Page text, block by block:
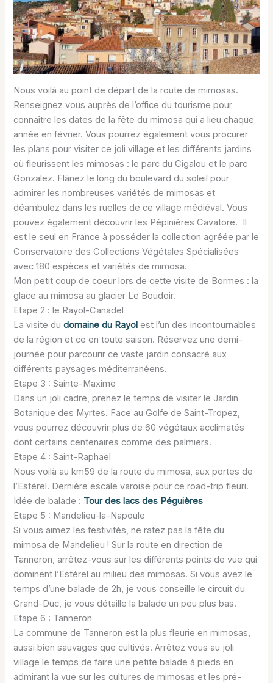
Nous voilà au point de départ de la route de mimosas.
Renseignez vous auprès de l’office du tourisme pour
connaître les dates de la fête du mimosa qui a lieu chaque
année en février. Vous pourrez également vous procurer
les plans pour visiter ce joli village et les différents jardins
où fleurissent les mimosas : le parc du Cigalou et le parc
Gonzalez. Flânez le long du boulevard du soleil pour
admirer les nombreuses variétés de mimosas et
déambulez dans les ruelles de ce village médiéval. Vous
pouvez également découvrir les Pépinières Cavatore. Il
est le seul en France à posséder la collection agréée par le
Conservatoire des Collections Végétales Spécialisées
avec 180 espèces et variétés de mimosa.
Mon petit coup de coeur lors de cette visite de Bormes : la
glace au mimosa au glacier Le Boudoir.
Etape 2 : le Rayol-Canadel
La visite dudomaine du Rayol est l’un des incontournables
de la région et ce en toute saison. Réservez une demi-
journée pour parcourir ce vaste jardin consacré aux
différents paysages méditerranéens.
Etape 3 : Sainte-Maxime
Dans un joli cadre, prenez le temps de visiter le Jardin
Botanique des Myrtes. Face au Golfe de Saint-Tropez,
vous pourrez découvrir plus de 60 végétaux acclimatés
dont certains centenaires comme des palmiers.
Etape 4 : Saint-Raphaël
Nous voilà au km59 de la route du mimosa, aux portes de
l’Estérel. Dernière escale varoise pour ce road-trip fleuri.
Idée de balade : Tour des lacs des Péguières
Etape 5 : Mandelieu-la-Napoule
Si vous aimez les festivités, ne ratez pas la fête du
mimosa de Mandelieu ! Sur la route en direction de
Tanneron, arrêtez-vous sur les différents points de vue qui
dominent l’Estérel au milieu des mimosas. Si vous avez le
temps d’une balade de 2h, je vous conseille le circuit du
Grand-Duc, je vous détaille la balade un peu plus bas.
Etape 6 : Tanneron
La commune de Tanneron est la plus fleurie en mimosas,
aussi bien sauvages que cultivés. Arrêtez vous au joli
village le temps de faire une petite balade à pieds en
admirant la vue sur les cultures de mimosas et les pré-